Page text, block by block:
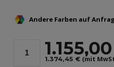
Andere Farben auf
1.374,45 € (mit